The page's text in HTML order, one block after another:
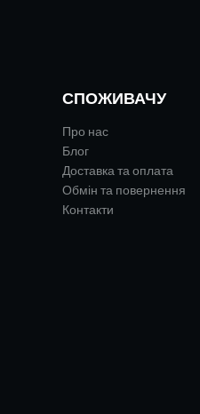
СПОЖИВАЧУ
Про нас
Блог
Доставка та оплата
Обмін та повернення
Контакти